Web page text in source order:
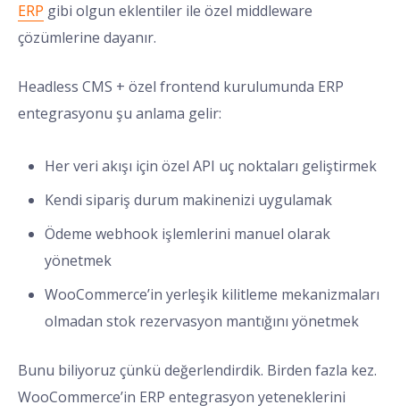
ERP gibi olgun eklentiler ile özel middleware
çözümlerine dayanır.
Headless CMS + özel frontend kurulumunda ERP
entegrasyonu şu anlama gelir:
Her veri akışı için özel API uç noktaları geliştirmek
Kendi sipariş durum makinenizi uygulamak
Ödeme webhook işlemlerini manuel olarak
yönetmek
WooCommerce’in yerleşik kilitleme mekanizmaları
olmadan stok rezervasyon mantığını yönetmek
Bunu biliyoruz çünkü değerlendirdik. Birden fazla kez.
WooCommerce’in ERP entegrasyon yeteneklerini